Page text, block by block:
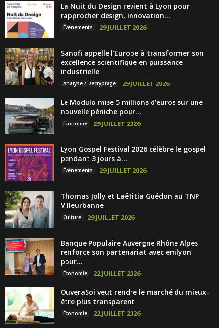
La Nuit du Design revient à Lyon pour
rapprocher design, innovation...
Évènements 29 JUILLET 2026
Sanofi appelle l’Europe à transformer son
excellence scientifique en puissance
industrielle
Analyse / Décryptage 29 JUILLET 2026
Le Modulo mise 5 millions d’euros sur une
nouvelle péniche pour...
Économie 29 JUILLET 2026
Lyon Gospel Festival 2026 célèbre le gospel
pendant 3 jours à...
Évènements 29 JUILLET 2026
Thomas Jolly et Laëtitia Guédon au TNP
Villeurbanne
Culture 29 JUILLET 2026
Banque Populaire Auvergne Rhône Alpes
renforce son partenariat avec emlyon
pour...
Économie 22 JUILLET 2026
OuveraSoi veut rendre le marché du mieux-
être plus transparent
Économie 22 JUILLET 2026